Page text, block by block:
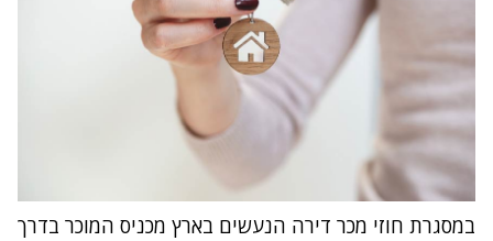
במסגרת חוזי מכר דירה הנעשים בארץ מכניס המוכר בדרך